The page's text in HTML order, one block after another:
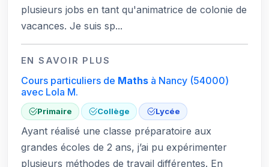
plusieurs jobs en tant qu'animatrice de colonie de
vacances. Je suis sp...
EN SAVOIR PLUS
Cours particuliers de Mathsà Nancy (54000)
avec Lola M.
Primaire Collège Lycée
Ayant réalisé une classe préparatoire aux
grandes écoles de 2 ans, j’ai pu expérimenter
plusieurs méthodes de travail différentes. En